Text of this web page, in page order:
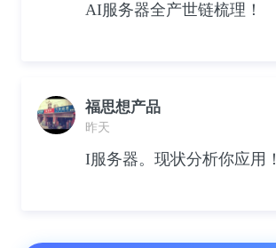
AI服务器全产世链梳理！
福思想产品
昨天
I服务器。现状分析你应用！